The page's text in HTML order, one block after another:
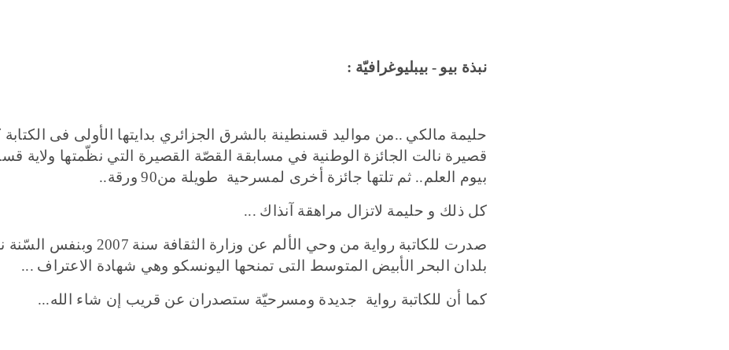
نبذة بيو - بيبليوغرافيّة :
حليمة مالكي ..من مواليد قسنطينة بالشرق الجزائري بدايتها الأولى فى
قصيرة نالت الجائزة الوطنية في مسابقة
القصّة القصيرة التي نظّمتها ولاية
بيوم العلم.. ثم تلتها جائزة خرى لمسرحية طويلة من90 ورقة..
كل ذلك و حليمة لاتزال مراهقة آنذاك ...
صدرت للكاتبة رواية من وحي الألم عن وزارة الثقافة سنة 2007 وبنفس السّنة
بلدان البحر
الأبيض المتوسط التى تمنحها اليونسكو وهي شهادة الاعتراف ...
كما ن للكاتبة رواية جديدة ومسرحيّة ستصدران عن قريب ن شاء الله...